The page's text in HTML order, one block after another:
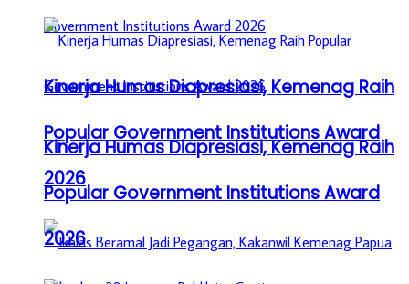
Kinerja Humas Diapresiasi, Kemenag Raih
Popular Government Institutions Award
2026
Kinerja Humas Diapresiasi, Kemenag Raih
Popular Government Institutions Award
2026